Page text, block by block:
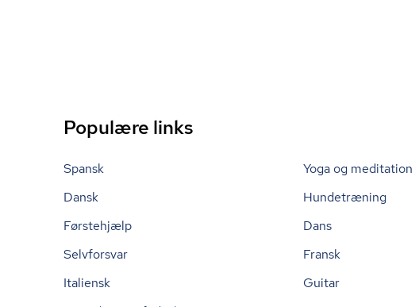
Populære links
Spansk Yoga og meditation
Dansk
Hundetræning
Førstehjælp
Dans
Selvforsvar
Fransk
Italiensk
Guitar